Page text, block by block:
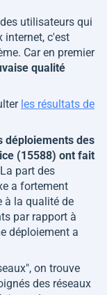
utilisateurs qui
internet, c'est
Car en premier
qualité
les résultats de
déploiements des
(15588) ont fait
part des
a fortement
à la qualité de
par rapport à
déploiement a
on trouve
des réseaux